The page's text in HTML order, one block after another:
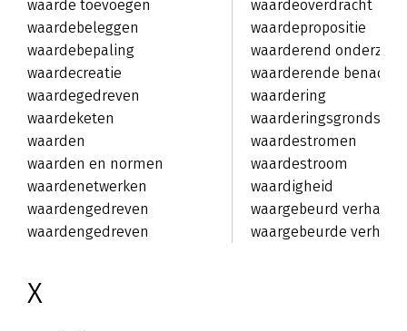
waarde toevoegen
waardebeleggen
waardebepaling
waardecreatie
waardegedreven
leiderschap
waardeketen
waarden
waarden en normen
waardenetwerken
waardengedreven
waardengedreven
waardeoverdracht
waardepropositie
waarderend onderzoek
waarderende
waardering
waardestromen
waardestroom
waardigheid
waargebeurd verhaal
waargebeurde
X